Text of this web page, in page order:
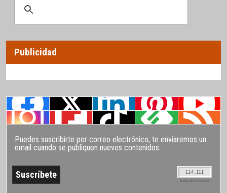
Publicidad
Puedes suscribirte por correo electrónico, te enviaremos un
email cuando se publiquen nuevos contenidos
114.111
SUSCRIPTORES